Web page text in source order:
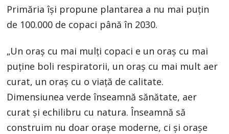
Primăria își propune plantarea a nu mai puțin
de 100.000 de copaci până în 2030.
„Un oraș cu mai mulți copaci e un oraș cu mai
puține boli respiratorii, un oraș cu mai mult aer
curat, un oraș cu o viață de calitate.
Dimensiunea verde înseamnă sănătate, aer
curat și echilibru cu natura. Înseamnă să
construim nu doar orașe moderne, ci și orașe